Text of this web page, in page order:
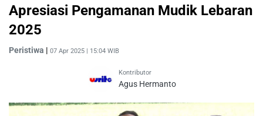
Apresiasi Pengamanan Mudik Lebaran
2025
Peristiwa | 07 Apr 2025 | 15:04 WIB
Kontributor
Agus Hermanto